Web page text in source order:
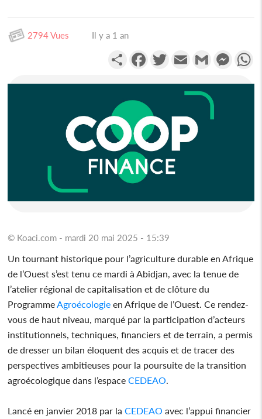
2794 Vues Il y a 1 an
PartagerFacebookTwitterEmail Gmail
© Koaci.com - mardi 20 mai 2025 - 15:39
Un tournant historique pour l’agriculture durable en Afrique
de l’Ouest s’est tenu ce mardi à Abidjan, avec la tenue de
l’atelier régional de capitalisation et de clôture du
Programme Agroécologie en Afrique de l’Ouest. Ce rendez-
vous de haut niveau, marqué par la participation d’acteurs
institutionnels, techniques, financiers et de terrain, a permis
de dresser un bilan éloquent des acquis et de tracer des
perspectives ambitieuses pour la poursuite de la transition
agroécologique dans l’espaceCEDEAO
Lancé en janvier 2018 par laCEDEAO avec l’appui financier